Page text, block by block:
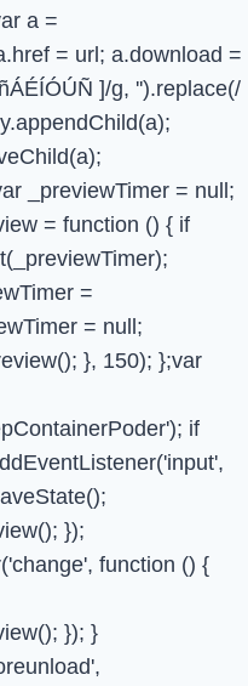
a =
= url; a.download =
]/g, '').replace(/
_previewTimer = null;
= function () { if
=
= null;
}, 150); };var
if
});
function () {
}); }